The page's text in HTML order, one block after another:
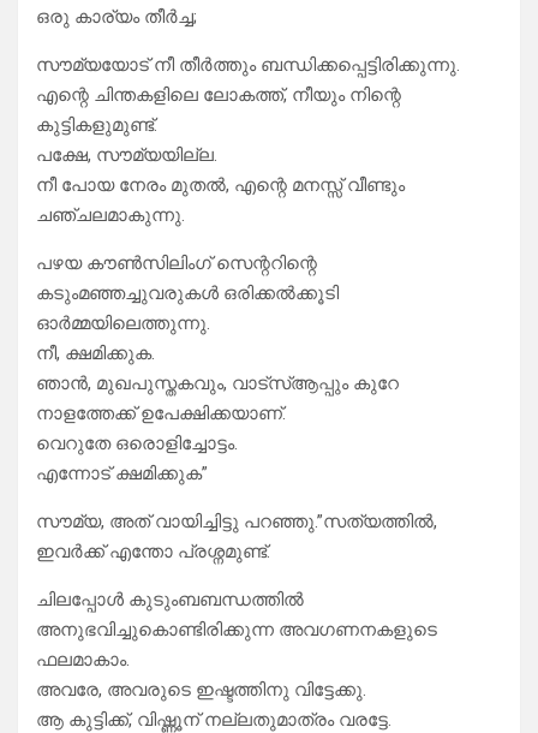
ഒരു കാര്യം തീർച്ച;
സൗമ്യയോട് നീ തീർത്തും ബന്ധിക്കപ്പെട്ടിരിക്കുന്നു.
എന്റെ ചിന്തകളിലെ ലോകത്ത്, നീയും നിന്റെ
കുട്ടികളുമുണ്ട്.
പക്ഷേ, സൗമ്യയില്ല.
നീ പോയ നേരം മുതൽ, എന്റെ മനസ്സ് വീണ്ടും
ചഞ്ചലമാകുന്നു.
പഴയ കൗൺസിലിംഗ് സെന്ററിന്റെ
കടുംമഞ്ഞച്ചുവരുകൾ ഒരിക്കൽക്കൂടി
ഓർമ്മയിലെത്തുന്നു.
നീ, ക്ഷമിക്കുക.
ഞാൻ, മുഖപുസ്തകവും, വാട്സ്ആപ്പും കുറേ
നാളത്തേക്ക് ഉപേക്ഷിക്കയാണ്.
വെറുതേ ഒരൊളിച്ചോട്ടം.
എന്നോട് ക്ഷമിക്കുക”
സൗമ്യ, അത് വായിച്ചിട്ടു പറഞ്ഞു.”സത്യത്തിൽ,
ഇവർക്ക് എന്തോ പ്രശ്നമുണ്ട്.
ചിലപ്പോൾ കുടുംബബന്ധത്തിൽ
അനുഭവിച്ചുകൊണ്ടിരിക്കുന്ന അവഗണനകളുടെ
ഫലമാകാം.
അവരേ, അവരുടെ ഇഷ്ടത്തിനു വിട്ടേക്കു.
ആ കുട്ടിക്ക്, വിഷ്ണൂന് നല്ലതുമാത്രം വരട്ടേ.